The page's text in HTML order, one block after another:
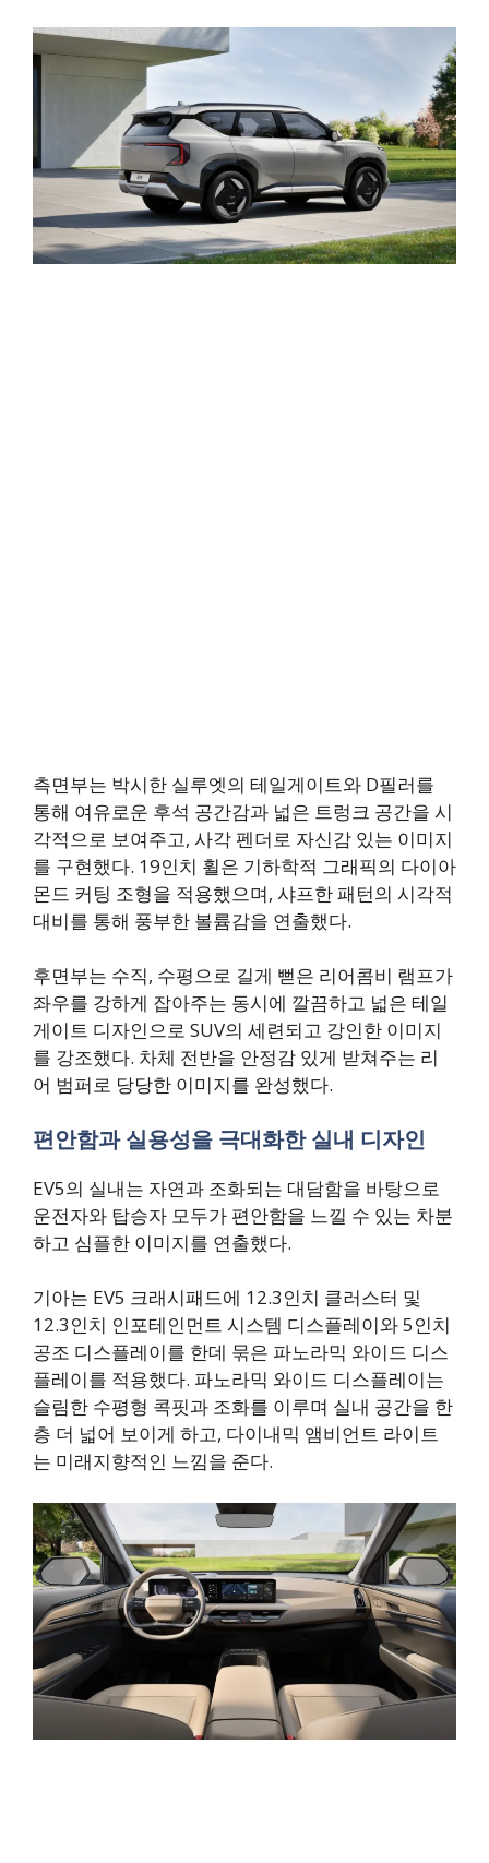
측면부는 박시한 실루엣의 테일게이트와 D필러를
통해 여유로운 후석 공간감과 넓은 트렁크 공간을 시
각적으로 보여주고, 사각 펜더로 자신감 있는 이미지
를 구현했다. 19인치 휠은 기하학적 그래픽의 다이아
몬드 커팅 조형을 적용했으며, 샤프한 패턴의 시각적
대비를 통해 풍부한 볼륨감을 연출했다.
후면부는 수직, 수평으로 길게 뻗은 리어콤비 램프가
좌우를 강하게 잡아주는 동시에 깔끔하고 넓은 테일
게이트 디자인으로 SUV의 세련되고 강인한 이미지
를 강조했다. 차체 전반을 안정감 있게 받쳐주는 리
어 범퍼로 당당한 이미지를 완성했다.
편안함과 실용성을 극대화한 실내 디자인
EV5의 실내는 자연과 조화되는 대담함을 바탕으로
운전자와 탑승자 모두가 편안함을 느낄 수 있는 차분
하고 심플한 이미지를 연출했다.
기아는 EV5 크래시패드에 12.3인치 클러스터 및
12.3인치 인포테인먼트 시스템 디스플레이와 5인치
공조 디스플레이를 한데 묶은 파노라믹 와이드 디스
플레이를 적용했다. 파노라믹 와이드 디스플레이는
슬림한 수평형 콕핏과 조화를 이루며 실내 공간을 한
층 더 넓어 보이게 하고, 다이내믹 앰비언트 라이트
는 미래지향적인 느낌을 준다.